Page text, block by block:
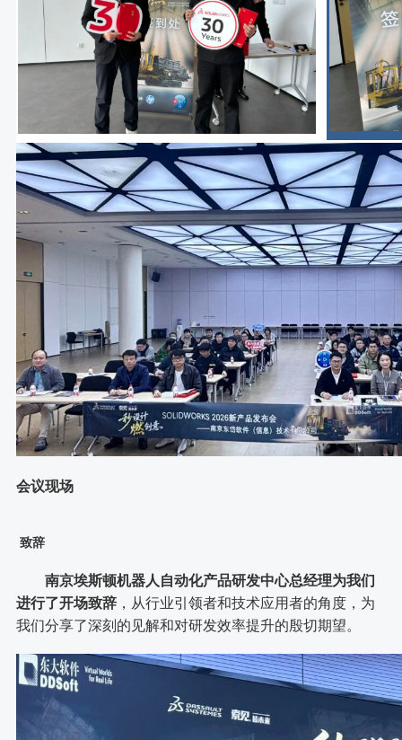
会议现场
致辞
南京埃斯顿机器人自动化产品研发中心总经理为我们
进行了开场致辞，从行业引领者和技术应用者的角度，为
我们分享了深刻的见解和对研发效率提升的殷切期望。